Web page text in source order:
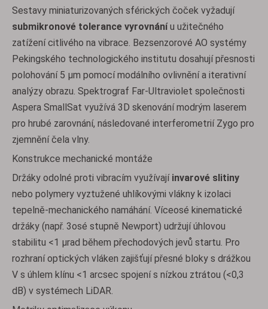
Sestavy miniaturizovaných sférických čoček vyžadují
submikronové tolerance vyrovnáníu užitečného
zatížení citlivého na vibrace. Bezsenzorové AO systémy
Pekingského technologického institutu dosahují přesnosti
polohování 5 μm pomocí modálního ovlivnění a iterativní
analýzy obrazu. Spektrograf Far-Ultraviolet společnosti
Aspera SmallSat využívá 3D skenování modrým laserem
pro hrubé zarovnání, následované interferometrií Zygo pro
zjemnění čela vlny.
Konstrukce mechanické montáže
Držáky odolné proti vibracím využívají invarové slitiny
nebo polymery vyztužené uhlíkovými vlákny k izolaci
tepelně-mechanického namáhání. Víceosé kinematické
držáky (např. 3osé stupně Newport) udržují úhlovou
stabilitu <1 μrad během přechodových jevů startu. Pro
rozhraní optických vláken zajišťují přesné bloky s drážkou
V s úhlem klínu <1 arcsec spojení s nízkou ztrátou (<0,3
dB) v systémech LiDAR.